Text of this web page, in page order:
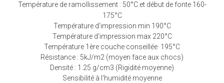
Température de ramollissement : 50°C et début de fonte 160-
175°C
Température d'impression min 190°C
Température d'impression max 220°C
Température 1ère couche conseillée 195°C
Résistance : 5kJ/m2 (moyen face aux chocs)
Densité : 1.25 g/cm3 (Rigidité moyenne)
Sensibilité à l'humidité moyenne